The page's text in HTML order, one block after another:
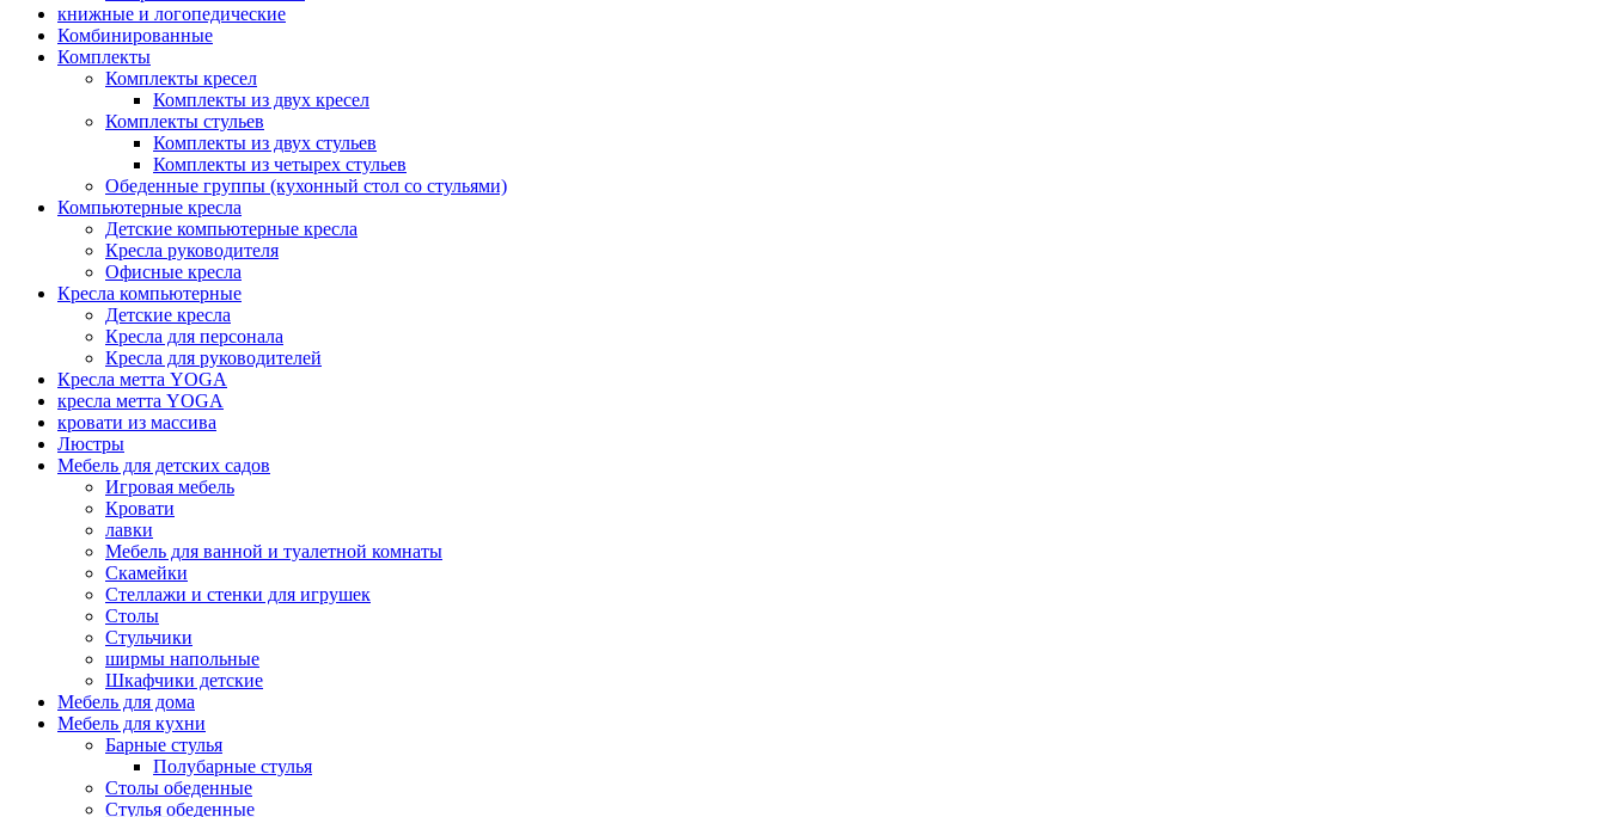
книжные и логопедические
Комбинированные
Комплекты
Комплекты кресел
Комплекты из двух кресел
Комплекты стульев
Комплекты из двух стульев
Комплекты из четырех стульев
Обеденные группы (кухонный стол со стульями)
Компьютерные кресла
Детские компьютерные кресла
Кресла руководителя
Офисные кресла
Кресла компьютерные
Детские кресла
Кресла для персонала
Кресла для руководителей
Кресла метта YOGA
кресла метта YOGA
кровати из массива
Люстры
Мебель для детских садов
Игровая мебель
Кровати
лавки
Мебель для ванной и туалетной комнаты
Скамейки
Стеллажи и стенки для игрушек
Столы
Стульчики
ширмы напольные
Шкафчики детские
Мебель для дома
Мебель для кухни
Барные стулья
Полубарные стулья
Столы обеденные
Стулья обеденные